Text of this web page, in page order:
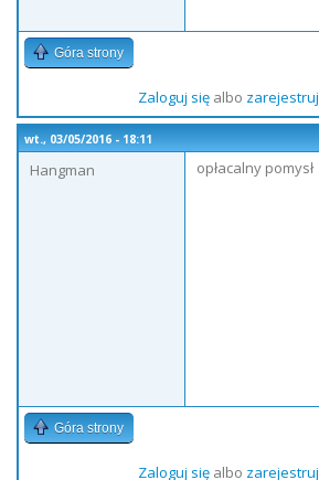
Góra strony
Zaloguj sięalbo zarejestruj
wt., 03/05/2016 - 18:11
Hangman
opłacalny pomysł
Góra strony
Zaloguj sięalbo zarejestruj